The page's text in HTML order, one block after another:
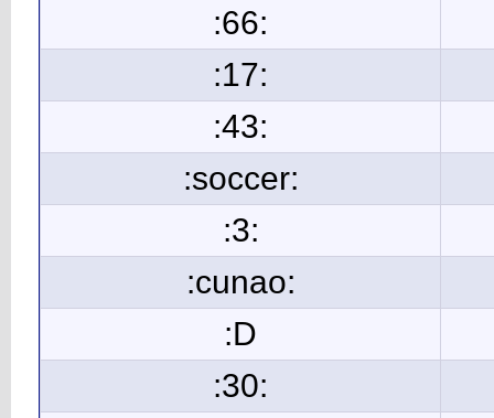
:66:
:17:
:43:
:soccer:
:3:
:cunao:
:D
:30: